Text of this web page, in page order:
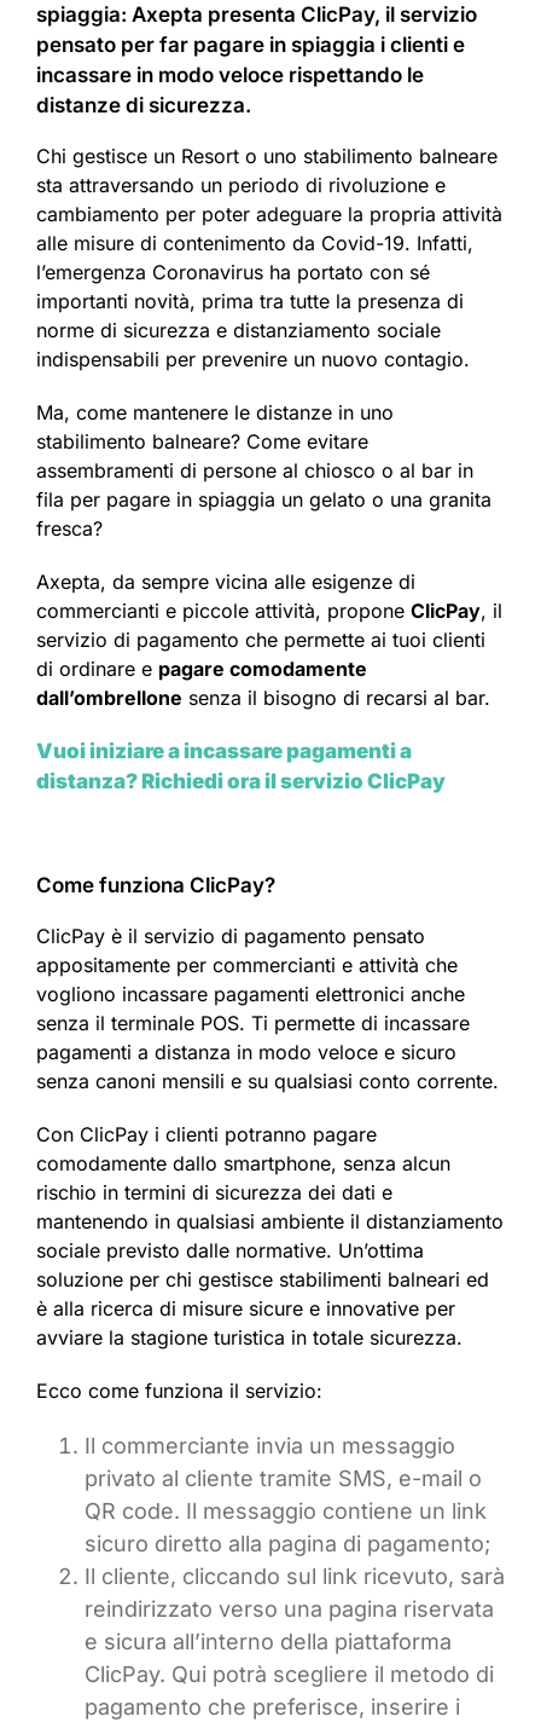
spiaggia: Axepta presenta ClicPay, il servizio
pensato per far pagare in spiaggia i clienti e
incassare in modo veloce rispettando le
distanze di sicurezza.
Chi gestisce un Resort o uno stabilimento balneare
sta attraversando un periodo di rivoluzione e
cambiamento per poter adeguare la propria attività
alle misure di contenimento da Covid-19. Infatti,
l’emergenza Coronavirus ha portato con sé
importanti novità, prima tra tutte la presenza di
norme di sicurezza e distanziamento sociale
indispensabili per prevenire un nuovo contagio.
Ma, come mantenere le distanze in uno
stabilimento balneare? Come evitare
assembramenti di persone al chiosco o al bar in
fila per pagare in spiaggia un gelato o una granita
fresca?
Axepta, da sempre vicina alle esigenze di
commercianti e piccole attività, propone ClicPay, il
servizio di pagamento che permette ai tuoi clienti
di ordinare e pagare comodamente
dall’ombrellone senza il bisogno di recarsi al bar.
Vuoi iniziare a incassare pagamenti a
distanza? Richiedi ora il servizio ClicPay
Come funziona ClicPay?
ClicPay è il servizio di pagamento pensato
appositamente per commercianti e attività che
vogliono incassare pagamenti elettronici anche
senza il terminale POS. Ti permette di incassare
pagamenti a distanza in modo veloce e sicuro
senza canoni mensili e su qualsiasi conto corrente.
Con ClicPay i clienti potranno pagare
comodamente dallo smartphone, senza alcun
rischio in termini di sicurezza dei dati e
mantenendo in qualsiasi ambiente il distanziamento
sociale previsto dalle normative. Un’ottima
soluzione per chi gestisce stabilimenti balneari ed
è alla ricerca di misure sicure e innovative per
avviare la stagione turistica in totale sicurezza.
Ecco come funziona il servizio:
Il commerciante invia un messaggio
privato al cliente tramite SMS, e-mail o
QR code. Il messaggio contiene un link
sicuro diretto alla pagina di pagamento;
Il cliente, cliccando sul link ricevuto, sarà
reindirizzato verso una pagina riservata
e sicura all’interno della piattaforma
ClicPay. Qui potrà scegliere il metodo di
pagamento che preferisce, inserire i